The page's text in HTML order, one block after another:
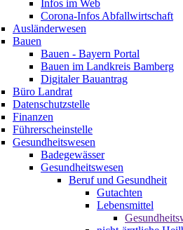
Infos im Web
Corona-Infos Abfallwirtschaft
Ausländerwesen
Bauen
Bauen - Bayern Portal
Bauen im Landkreis Bamberg
Digitaler Bauantrag
Büro Landrat
Datenschutzstelle
Finanzen
Führerscheinstelle
Gesundheitswesen
Badegewässer
Gesundheitswesen
Beruf und Gesundheit
Gutachten
Lebensmittel